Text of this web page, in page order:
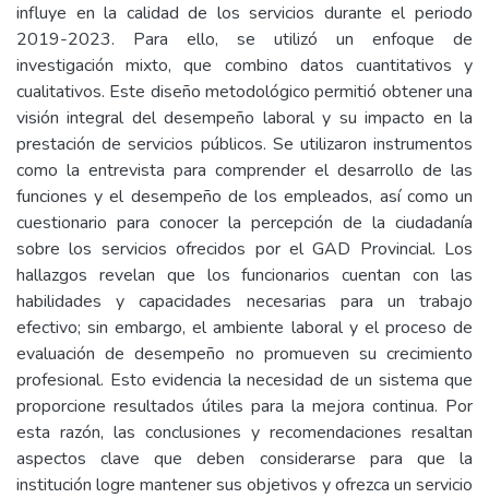
influye en la calidad de los servicios durante el periodo
2019-2023. Para ello, se utilizó un enfoque de
investigación mixto, que combino datos cuantitativos y
cualitativos. Este diseño metodológico permitió obtener una
visión integral del desempeño laboral y su impacto en la
prestación de servicios públicos. Se utilizaron instrumentos
como la entrevista para comprender el desarrollo de las
funciones y el desempeño de los empleados, así como un
cuestionario para conocer la percepción de la ciudadanía
sobre los servicios ofrecidos por el GAD Provincial. Los
hallazgos revelan que los funcionarios cuentan con las
habilidades y capacidades necesarias para un trabajo
efectivo; sin embargo, el ambiente laboral y el proceso de
evaluación de desempeño no promueven su crecimiento
profesional. Esto evidencia la necesidad de un sistema que
proporcione resultados útiles para la mejora continua. Por
esta razón, las conclusiones y recomendaciones resaltan
aspectos clave que deben considerarse para que la
institución logre mantener sus objetivos y ofrezca un servicio